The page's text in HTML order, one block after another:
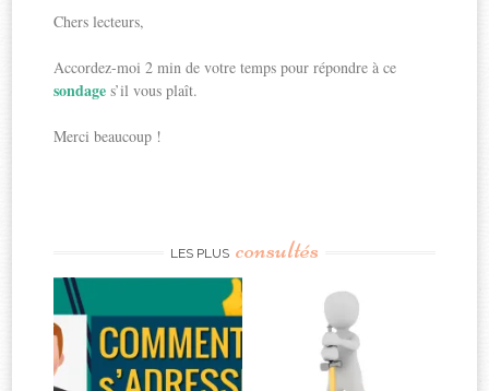
Chers lecteurs,
Accordez-moi 2 min de votre temps pour répondre à ce
sondages’il vous plaît.
Merci beaucoup !
LES PLUS consultés